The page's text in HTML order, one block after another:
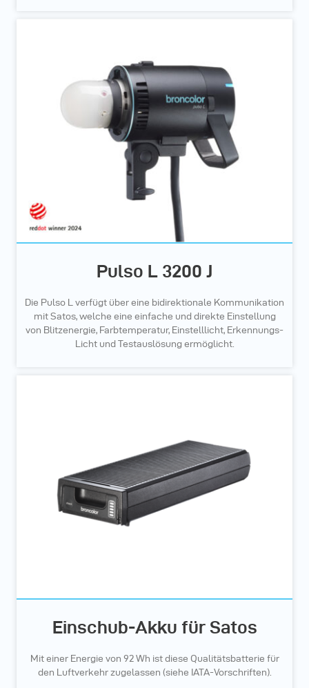
Pulso L 3200 J
Die Pulso L verfügt über eine bidirektionale Kommunikation
mit Satos, welche eine einfache und direkte Einstellung
von Blitzenergie, Farbtemperatur, Einstelllicht, Erkennungs-
Licht und Testauslösung ermöglicht.
Einschub-Akku für Satos
Mit einer Energie von 92 Wh ist diese Qualitätsbatterie für
den Luftverkehr zugelassen (siehe IATA-Vorschriften).